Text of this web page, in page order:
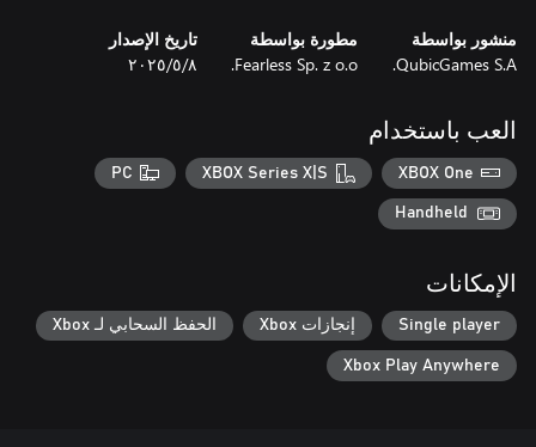
- وضع الهالوين، اصطد القرع لجمع أموال إضافية
منشور بواسطة
QubicGames S.A.
مطورة بواسطة
Fearless Sp. z o.o.
تاريخ الإصدار
٨‏/٥‏/٢٠٢٥
العب باستخدام
XBOX One
XBOX Series X|S
PC
Handheld
الإمكانات
Single player إنجازات Xbox الحفظ السحابي لـ Xbox
Xbox Play Anywhere